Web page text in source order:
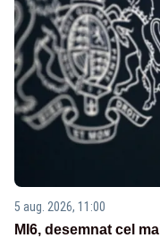
5 aug. 2026, 11:00
MI6, desemnat cel